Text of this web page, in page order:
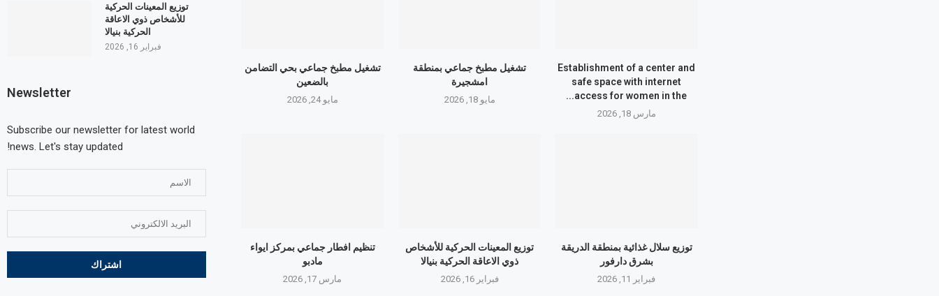
تشغيل مطبخ جماعي بحي التضامن
بالضعين
مايو 24, 2026
تشغيل مطبخ جماعي بمنطقة
امشجيرة
مايو 18, 2026
Establishment of a center and
safe space with internet
access for women in the...
مارس 18, 2026
تنظيم افطار جماعي بمركز ايواء
مادبو
مارس 17, 2026
توزيع المعينات الحركية للأشخاص
ذوي الاعاقة الحركية بنيالا
فبراير 16, 2026
توزيع سلال غذائية بمنطقة الدريقة
بشرق دارفور
فبراير 11, 2026
توزيع المعينات الحركية
للأشخاص ذوي الاعاقة
الحركية بنيالا
فبراير 16, 2026
Newsletter
Subscribe our newsletter for latest world
news. Let's stay updated!